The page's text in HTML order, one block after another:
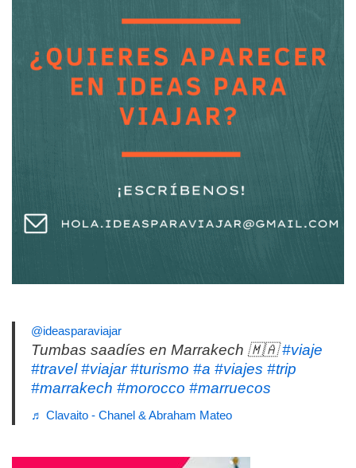
@ideasparaviajar
Tumbas saadíes en Marrakech 🇲🇦#viaje
#travel #viajar #turismo #a #viajes #trip
#marrakech #morocco #marruecos
♬ Clavaito - Chanel & Abraham Mateo